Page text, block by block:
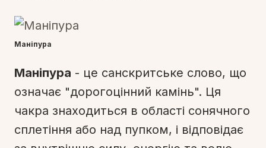
Маніпура
Маніпура - це санскритське слово, що
означає "дорогоцінний камінь". Ця
чакра знаходиться в області сонячного
сплетіння або над пупком, і відповідає